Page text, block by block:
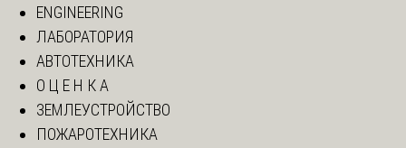
ENGINEERING
ЛАБОРАТОРИЯ
АВТОТЕХНИКА
О Ц Е Н К А
ЗЕМЛЕУСТРОЙСТВО
ПОЖАРОТЕХНИКА